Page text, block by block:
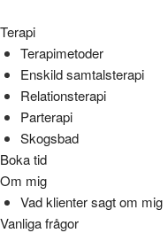
Terapi
Terapimetoder
Enskild samtalsterapi
Relationsterapi
Parterapi
Skogsbad
Boka tid
Om mig
Vad klienter sagt om mig
Vanliga frågor